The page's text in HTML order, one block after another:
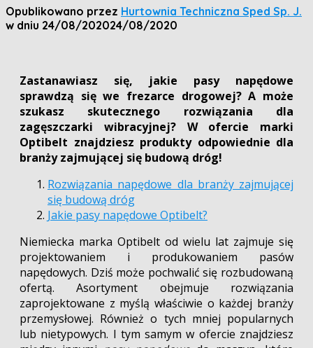
Opublikowano przez Hurtownia Techniczna Sped Sp. J.
w dniu 24/08/202024/08/2020
Zastanawiasz się, jakie pasy napędowe
sprawdzą się we frezarce drogowej? A może
szukasz skutecznego rozwiązania dla
zagęszczarki wibracyjnej? W ofercie marki
Optibelt znajdziesz produkty odpowiednie dla
branży zajmującej się budową dróg!
Rozwiązania napędowe dla branży zajmującej
się budową dróg
Jakie pasy napędowe Optibelt?
Niemiecka marka Optibelt od wielu lat zajmuje się
projektowaniem i produkowaniem pasów
napędowych. Dziś może pochwalić się rozbudowaną
ofertą. Asortyment obejmuje rozwiązania
zaprojektowane z myślą właściwie o każdej branży
przemysłowej. Również o tych mniej popularnych
lub nietypowych. I tym samym w ofercie znajdziesz